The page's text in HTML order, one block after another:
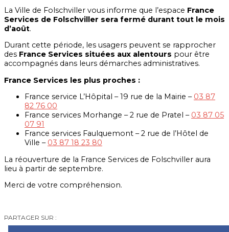
La Ville de Folschviller vous informe que l’espace France
Services de Folschviller sera fermé durant tout le mois
d’août.
Durant cette période, les usagers peuvent se rapprocher
des France Services situées aux alentours pour être
accompagnés dans leurs démarches administratives.
France Services les plus proches :
France service L’Hôpital – 19 rue de la Mairie – 03 87
82 76 00
France services Morhange – 2 rue de Pratel – 03 87 05
07 91
France services Faulquemont – 2 rue de l’Hôtel de
Ville – 03 87 18 23 80
La réouverture de la France Services de Folschviller aura
lieu à partir de septembre.
Merci de votre compréhension.
PARTAGER SUR :